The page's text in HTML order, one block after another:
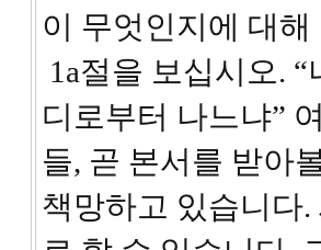
이 무엇인지에 대
1a절을 보십시오.
디로부터 나느냐”
들, 곧 본서를 받아
책망하고 있습니다